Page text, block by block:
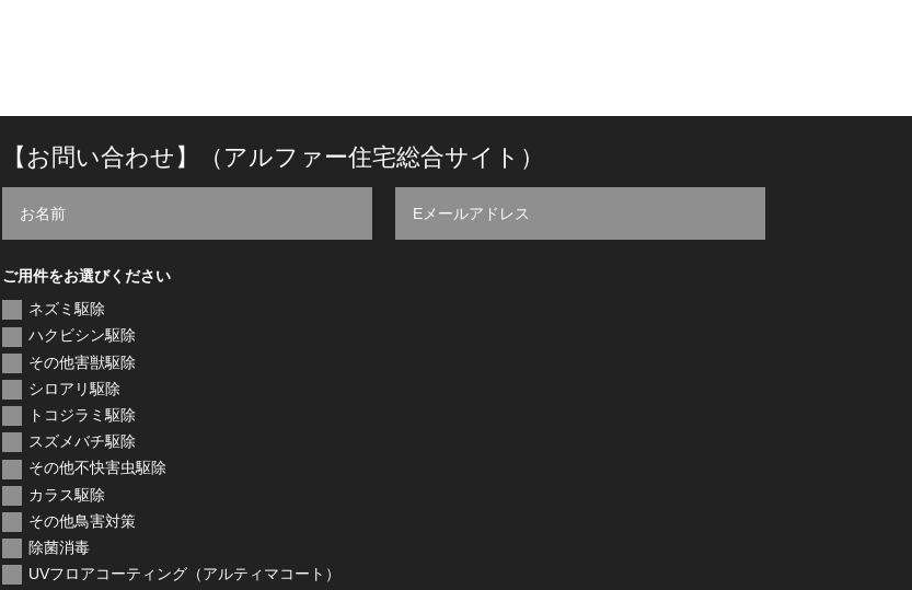
【お問い合わせ】（アルファー住宅総合サイト）
ご用件をお選びください
ネズミ駆除
ハクビシン駆除
その他害獣駆除
シロアリ駆除
トコジラミ駆除
スズメバチ駆除
その他不快害虫駆除
カラス駆除
その他鳥害対策
除菌消毒
UVフロアコーティング（アルティマコート）